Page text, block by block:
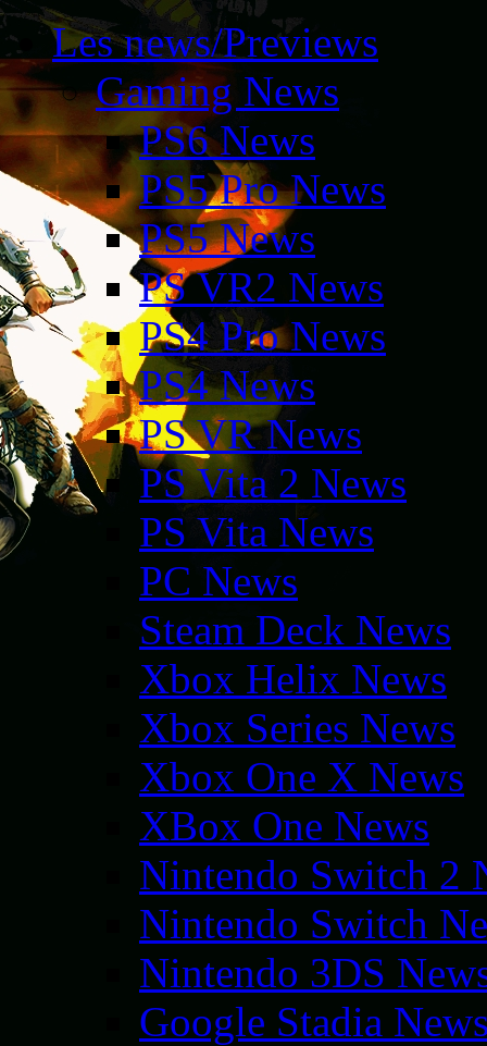
Les news/Previews
Gaming News
PS6 News
PS5 Pro News
PS5 News
PS VR2 News
PS4 Pro News
PS4 News
PS VR News
PS Vita 2 News
PS Vita News
PC News
Steam Deck News
Xbox Helix News
Xbox Series News
Xbox One X News
XBox One News
Nintendo Switch 2
Nintendo Switch
Nintendo 3DS
Google Stadia